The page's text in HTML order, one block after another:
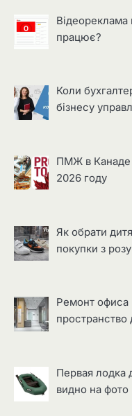
Відеореклама
працює?
Коли
бізнесу
ПМЖ в Канаде
2026 году
Як обрати
покупки з
Ремонт офиса
пространство
Первая лодка
видно на фото